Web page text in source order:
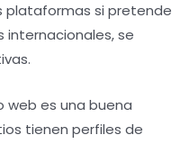
plataformas si pretende
internacionales, se
web es una buena
tienen perfiles de